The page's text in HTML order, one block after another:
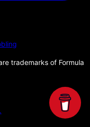
trademarks of Formula